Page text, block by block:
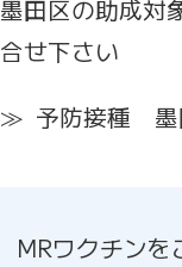
墨田区の助成対
合せ下さい
予防接種 墨
MRワクチンを